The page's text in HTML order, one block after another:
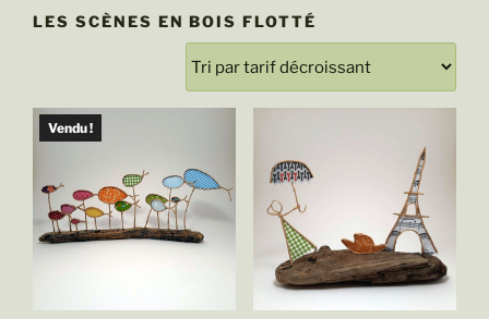
LES SCÈNES EN BOIS FLOTTÉ
Vendu !